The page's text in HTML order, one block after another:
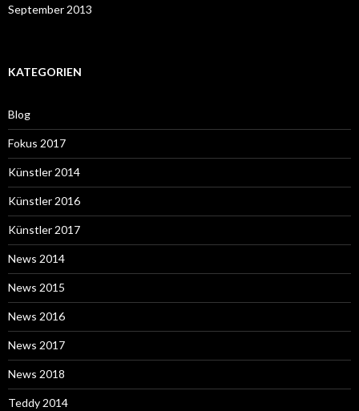
September 2013
KATEGORIEN
Blog
Fokus 2017
Künstler 2014
Künstler 2016
Künstler 2017
News 2014
News 2015
News 2016
News 2017
News 2018
Teddy 2014